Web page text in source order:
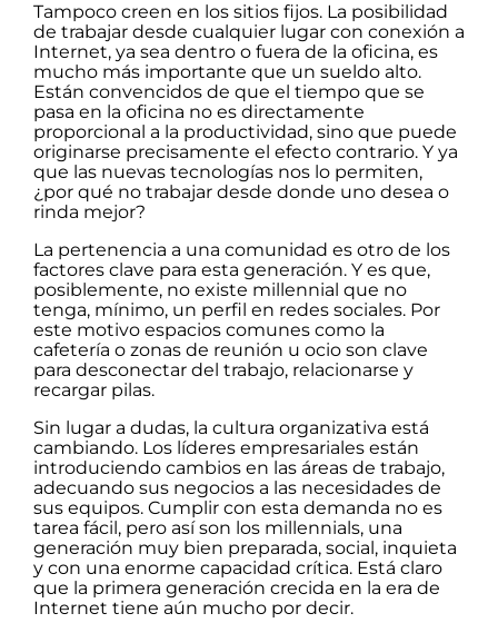
Tampoco creen en los sitios fijos. La posibilidad
de trabajar desde cualquier lugar con conexión a
Internet, ya sea dentro o fuera de la oficina, es
mucho más importante que un sueldo alto.
Están convencidos de que el tiempo que se
pasa en la oficina no es directamente
proporcional a la productividad, sino que puede
originarse precisamente el efecto contrario. Y ya
que las nuevas tecnologías nos lo permiten,
¿por qué no trabajar desde donde uno desea o
rinda mejor?
La pertenencia a una comunidad es otro de los
factores clave para esta generación. Y es que,
posiblemente, no existe millennial que no
tenga, mínimo, un perfil en redes sociales. Por
este motivo espacios comunes como la
cafetería o zonas de reunión u ocio son clave
para desconectar del trabajo, relacionarse y
recargar pilas.
Sin lugar a dudas, la cultura organizativa está
cambiando. Los líderes empresariales están
introduciendo cambios en las áreas de trabajo,
adecuando sus negocios a las necesidades de
sus equipos. Cumplir con esta demanda no es
tarea fácil, pero así son los millennials, una
generación muy bien preparada, social, inquieta
y con una enorme capacidad crítica. Está claro
que la primera generación crecida en la era de
Internet tiene aún mucho por decir.